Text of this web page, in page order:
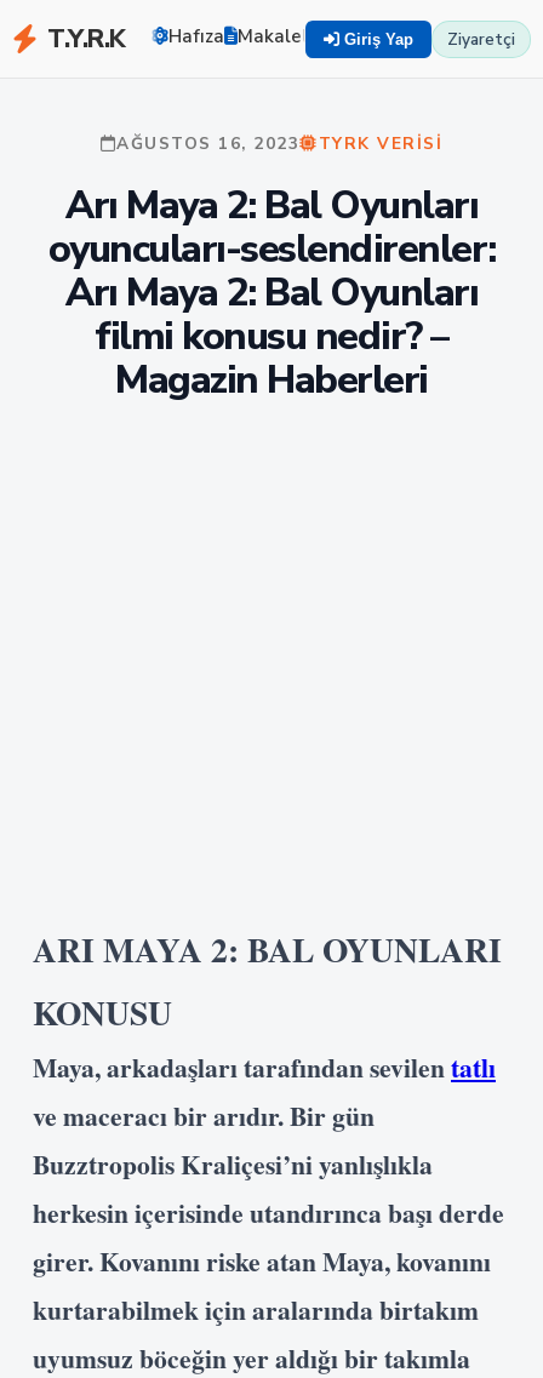
T.Y.R.K Hafıza Makaleler Zekayı Eğit TYRK
Giriş Yap Ziyaretçi
AĞUSTOS 16, 2023 TYRK VERISI
Arı Maya 2: Bal Oyunları
oyuncuları-seslendirenler:
Arı Maya 2: Bal Oyunları
filmi konusu nedir? –
Magazin Haberleri
ARI MAYA 2: BAL OYUNLARI
KONUSU
Maya, arkadaşları tarafından sevilentatlı
ve maceracı bir arıdır. Bir gün
Buzztropolis Kraliçesi’ni yanlışlıkla
herkesin içerisinde utandırınca başı derde
girer. Kovanını riske atan Maya, kovanını
kurtarabilmek için aralarında birtakım
uyumsuz böceğin yer aldığı bir takımla